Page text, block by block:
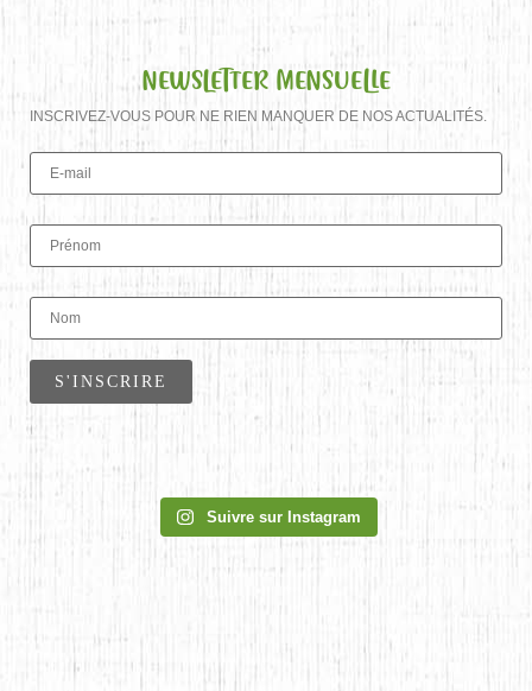
NEWSLETTER MENSUELLE
INSCRIVEZ-VOUS POUR NE RIEN MANQUER DE NOS ACTUALITÉS.
Suivre sur Instagram